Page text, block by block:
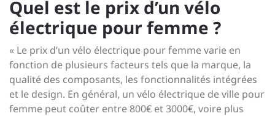
Quel est le prix d’un vélo
électrique pour femme ?
« Le prix d’un vélo électrique pour femme varie en
fonction de plusieurs facteurs tels que la marque, la
qualité des composants, les fonctionnalités intégrées
et le design. En général, un vélo électrique de ville pour
femme peut coûter entre 800€ et 3000€, voire plus